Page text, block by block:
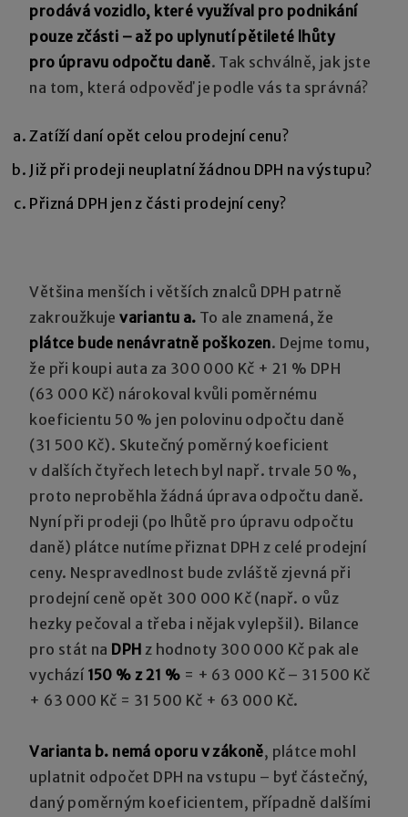
prodává vozidlo, které využíval pro podnikání
pouze zčásti – až po uplynutípětileté lhůty
pro úpravu odpočtu daně. Tak schválně, jak jste
na tom, která odpověď je podle vás ta správná?
Zatíží daní opět celou prodejní cenu?
Již při prodeji neuplatní žádnou DPH na výstupu?
Přizná DPH jen z části prodejní ceny?
Většina menších i větších znalců DPH patrně
zakroužkujevariantu a. To ale znamená, že
plátce bude nenávratně poškozen. Dejme tomu,
že při koupi auta za 300 000 Kč + 21 % DPH
(63 000 Kč) nárokoval kvůli poměrnému
koeficientu 50 % jen polovinu odpočtu daně
(31 500 Kč). Skutečný poměrný koeficient
v dalších čtyřech letech byl např. trvale 50 %,
proto neproběhla žádná úprava odpočtu daně.
Nyní při prodeji (po lhůtě pro úpravu odpočtu
daně) plátce nutíme přiznat DPH z celé prodejní
ceny. Nespravedlnost bude zvláště zjevná při
prodejní ceně opět 300 000 Kč (např. o vůz
hezky pečoval a třeba i nějak vylepšil). Bilance
pro stát na DPH z hodnoty 300 000 Kč pak ale
vychází 150 % z 21 % = + 63 000 Kč – 31 500 Kč
+ 63 000 Kč = 31 500 Kč + 63 000 Kč.
Varianta b. nemá oporu v zákoně, plátce mohl
uplatnit odpočet DPH na vstupu – byť částečný,
daný poměrným koeficientem, případně dalšími